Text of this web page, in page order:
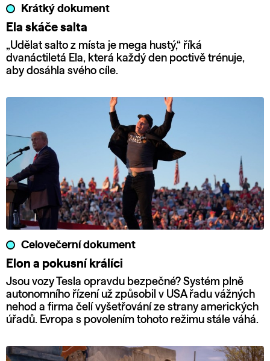
Krátký dokument
Ela skáče salta
„Udělat salto z místa je mega hustý,“ říká
dvanáctiletá Ela, která každý den poctivě trénuje,
aby dosáhla svého cíle.
Celovečerní dokument
Elon a pokusní králíci
Jsou vozy Tesla opravdu bezpečné? Systém plně
autonomního řízení už způsobil v USA řadu vážných
nehod a firma čelí vyšetřování ze strany amerických
úřadů. Evropa s povolením tohoto režimu stále váhá.